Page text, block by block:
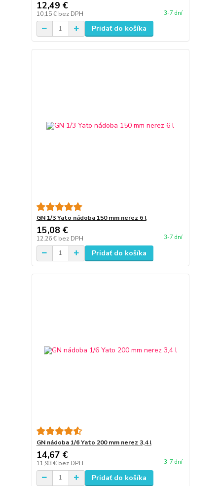
12,49 €
10,15 € bez DPH 3-7 dní
Pridať do košíka
GN 1/3 Yato nádoba 150 mm nerez 6 l
15,08 €
12,26 € bez DPH 3-7 dní
Pridať do košíka
GN nádoba 1/6 Yato 200 mm nerez 3,4 l
14,67 €
11,93 € bez DPH 3-7 dní
Pridať do košíka